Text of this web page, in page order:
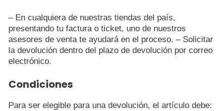
– En cualquiera de nuestras tiendas del país,
presentando tu factura o ticket, uno de nuestros
asesores de venta te ayudará en el proceso. – Solicitar
la devolución dentro del plazo de devolución por correo
electrónico.
Condiciones
Para ser elegible para una devolución, el artículo debe: